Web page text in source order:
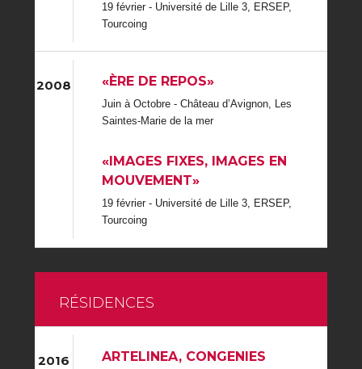
19 février - Université de Lille 3, ERSEP,
Tourcoing
2008 «ÈRE DE REPOS»
Juin à Octobre - Château d’Avignon, Les
Saintes-Marie de la mer
«IMAGES FIXES, IMAGES EN
MOUVEMENT»
19 février - Université de Lille 3, ERSEP,
Tourcoing
RÉSIDENCES
2016 ARTELINEA, CONGENIES